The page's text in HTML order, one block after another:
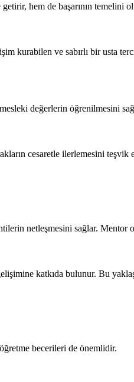
hem de başarının temelini
kurabilen ve sabırlı bir usta
değerlerin öğrenilmesini
cesaretle ilerlemesini teşvik
netleşmesini sağlar. Mentor
katkıda bulunur. Bu
becerileri de önemlidir.